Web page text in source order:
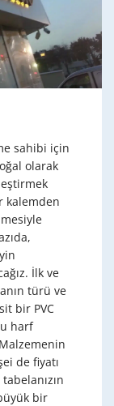
sahibi için
olarak
kalemden
İlk ve
türü ve
bir PVC
harf
de fiyatı
bir